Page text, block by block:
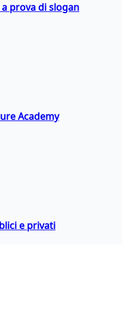
prova di slogan
Academy
e privati